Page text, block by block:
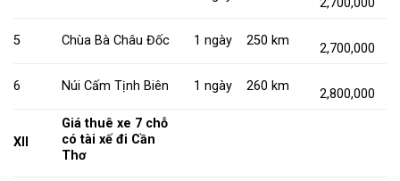
5 Chùa Bà Châu Đốc 1 ngày 250 km
2,700,000
6 Núi Cấm Tịnh Biên 1 ngày 260 km
2,800,000
XII
Giá thuê xe 7 chỗ
có tài xế đi Cần
Thơ